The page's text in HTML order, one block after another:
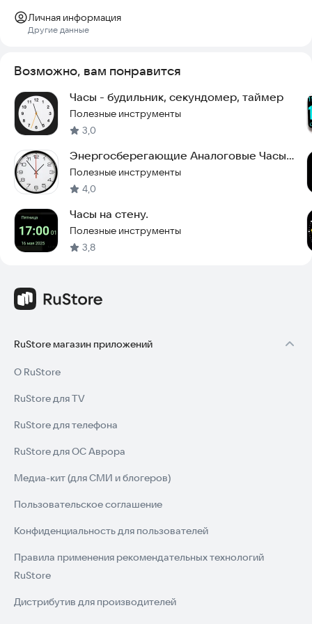
помогает предотвратить выгорание пикселей на OLED-
дисплеях, продлевая жизнь вашего экрана.
чтобы превратить ваш телефон или планшет в стильные и
функциональные часы.
Личная информация
Другие данные
Возможно, вам понравится
Часы - будильник, секундомер, таймер
Полезные инструменты
3,0
Энергосберегающие Аналоговые Часы
Живые Обои
Полезные инструменты
4,0
Часы на стену.
Полезные инструменты
3,8
RuStore магазин приложений
О RuStore
RuStore для TV
RuStore для телефона
RuStore для ОС Аврора
Медиа-кит (для СМИ и блогеров)
Пользовательское соглашение
Конфиденциальность для пользователей
Правила применения рекомендательных технологий
RuStore
Дистрибутив для производителей